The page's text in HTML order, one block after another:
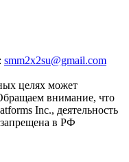
smm2x2su@gmail.com
целях может
внимание, что
Inc., деятельность
в РФ